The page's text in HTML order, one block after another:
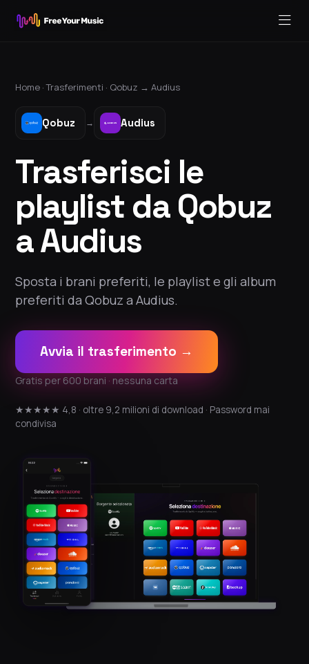
Home ·Trasferimenti · Qobuz → Audius
Qobuz → Audius
Trasferisci le
playlist da Qobuz
a Audius
Sposta i brani preferiti, le playlist e gli album
preferiti da Qobuz a Audius.
Avvia il trasferimento →
Gratis per 600 brani · nessuna carta
★★★★★ 4,8 · oltre 9,2 milioni di download · Password mai
condivisa